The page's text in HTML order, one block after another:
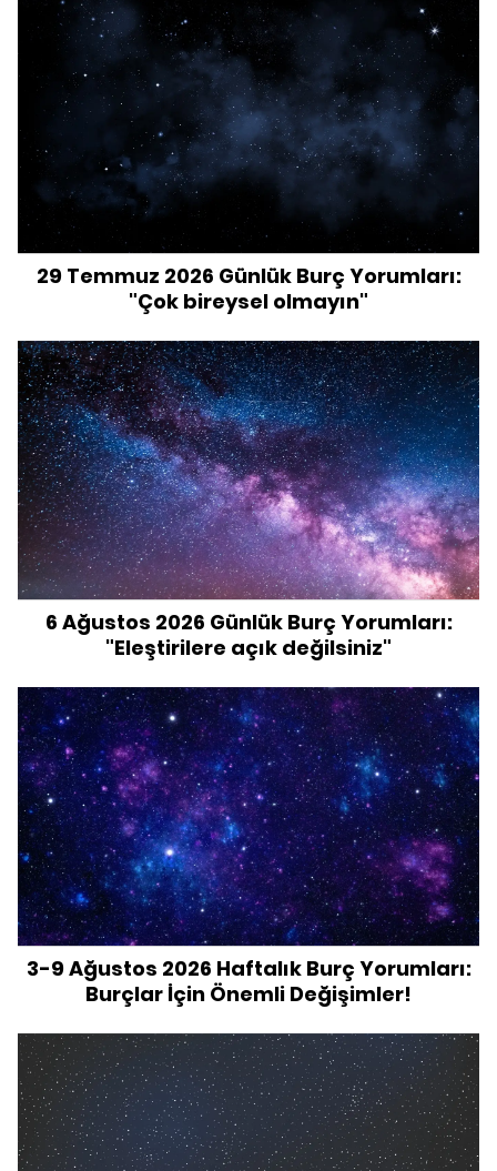
29 Temmuz 2026 Günlük Burç Yorumları:
"Çok bireysel olmayın"
6 Ağustos 2026 Günlük Burç Yorumları:
"Eleştirilere açık değilsiniz"
3-9 Ağustos 2026 Haftalık Burç Yorumları:
Burçlar İçin Önemli Değişimler!